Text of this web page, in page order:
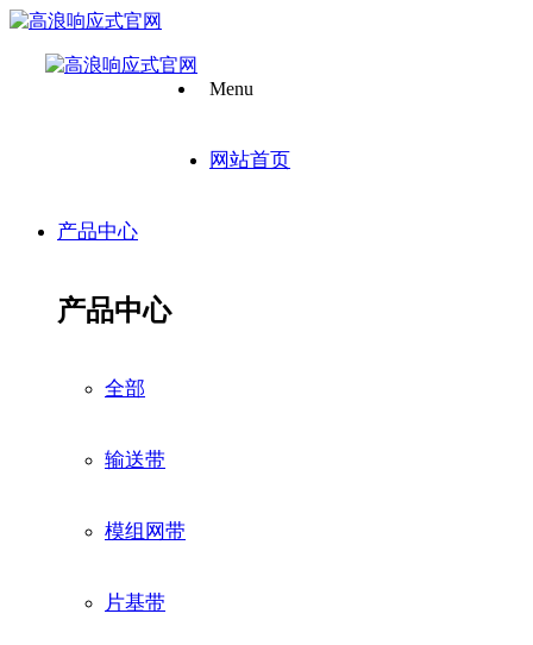
Menu
网站首页
产品中心
产品中心
全部
输送带
模组网带
片基带